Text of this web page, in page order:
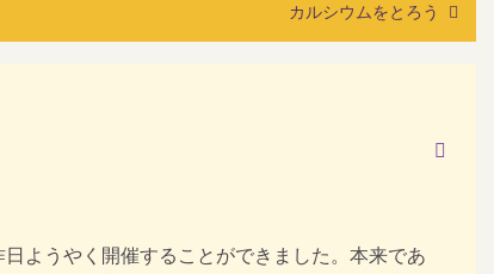
カルシウムをとろう
ようやく開催することができました。本来であ